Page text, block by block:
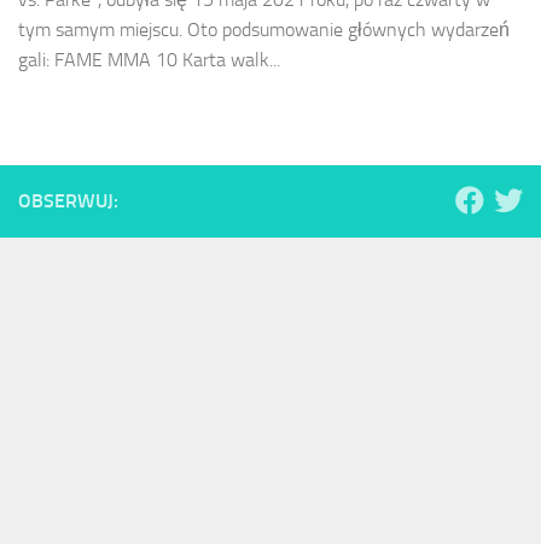
tym samym miejscu. Oto podsumowanie głównych wydarzeń
gali: FAME MMA 10 Karta walk...
OBSERWUJ: